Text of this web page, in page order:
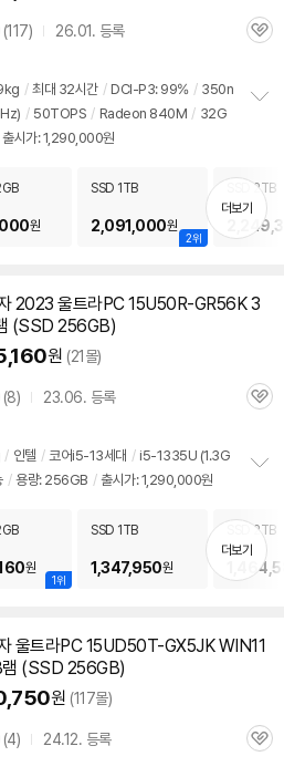
(상
뷰
117) 26.01. 등록
관
/ 최대 32시간 / DCI-P3: 99% / 350n
/ 50TOPS / Radeon 840M / 32G
출시가: 1,290,000원
치
기
원
2위
SSD 1TB
2,091,000원
SSD 2TB
더보기
2023 울트라PC 15U50R-GR56K 3
(SSD 256GB)
원 (21몰)
(상
8) 23.06. 등록
관
/ 인텔 / 코어i5-13세대 / i5-1335U (1.3G
/ 용량: 256GB / 출시가: 1,290,000원
펼
치
기
1위
원
SSD 1TB
1,347,950원
SSD 2TB
더보기
울트라PC 15UD50T-GX5JK WIN11
(SSD 256GB)
원 (117몰)
(상
4) 24.12. 등록
관